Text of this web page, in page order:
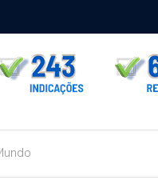
Dourados